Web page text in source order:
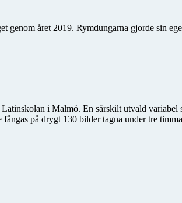
året 2019. Rymdungarna gjorde sin
i Malmö. En särskilt utvald
på drygt 130 bilder tagna under tre